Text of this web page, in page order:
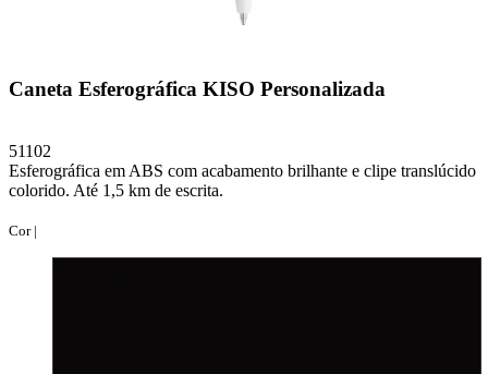
Caneta Esferográfica KISO Personalizada
51102
Esferográfica em ABS com acabamento brilhante e clipe translúcido
colorido. Até 1,5 km de escrita.
Cor |